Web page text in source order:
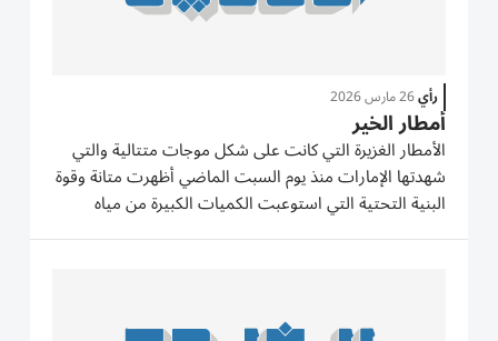
رأي26 مارس 2026
أمطار الخير
الأمطار الغزيرة التي كانت على شكل موجات متتالية والتي
شهدتها الإمارات منذ يوم السبت الماضي أظهرت متانة وقوة
البنية التحتية التي استوعبت الكميات الكبيرة من مياه
الأمطار، ساعد في ذلك العمل الميداني من الفرق الفنية